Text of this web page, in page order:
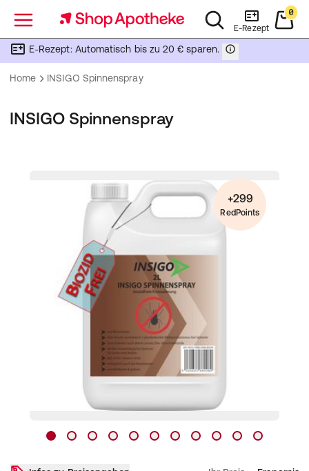
Menü E-Rezept
0
E-Rezept: Automatisch bis zu 20 € sparen.
Home INSIGO Spinnenspray
INSIGO Spinnenspray
+299
RedPoints